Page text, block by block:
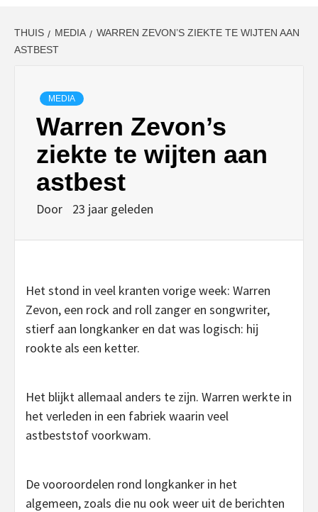
THUIS MEDIA
WARREN ZEVON’S ZIEKTE TE WIJTEN AAN
ASTBEST
MEDIA
Warren Zevon’s
ziekte te wijten aan
astbest
Door 23 jaar geleden
Het stond in veel kranten vorige week: Warren
Zevon, een rock and roll zanger en songwriter,
stierf aan longkanker en dat was logisch: hij
rookte als een ketter.
Het blijkt allemaal anders te zijn. Warren werkte in
het verleden in een fabriek waarin veel
astbeststof voorkwam.
De vooroordelen rond longkanker in het
algemeen, zoals die nu ook weer uit de berichten